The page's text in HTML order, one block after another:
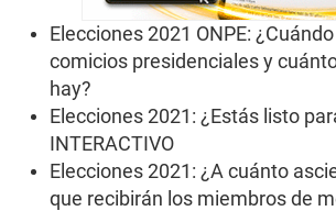
Elecciones 2021 ONPE:
comicios presidenciales y
hay?
Elecciones 2021: ¿Estás listo
INTERACTIVO
Elecciones 2021: ¿A cuánto
que recibirán los miembros de